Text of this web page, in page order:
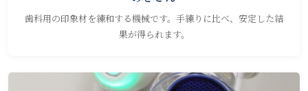
歯科用の印象材を練和する機械です。手練りに比べ、安定した結
果が得られます。